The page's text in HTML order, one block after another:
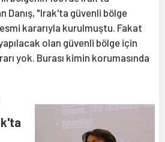
Danış, "Irak'ta güvenli bölge
kararıyla kurulmuştu. Fakat
olan güvenli bölge için
yok. Burası kimin korumasında